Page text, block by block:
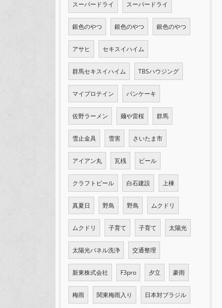
スーパードライ スーパードライ
銀色のやつ 銀色のやつ 銀色のやつ
アサヒ セキスイハイム
群馬セキスイハイム TBSハウジング
マイプロテイン パンケーキ
佐野ラーメン 麺や雷桜 群馬
雪止金具 雪害 さいたま市
アイアン丸 瓦桟 ビール
クラフトビール 白石建設 上棟
真夏日 野鳥 野鳥 ムクドリ
ムクドリ 子育て 子育て 太陽光
太陽光パネル洗浄 交通整理
新東株式会社 F3pro 夕立 豪雨
梅雨 関東梅雨入り 日本対ブラジル